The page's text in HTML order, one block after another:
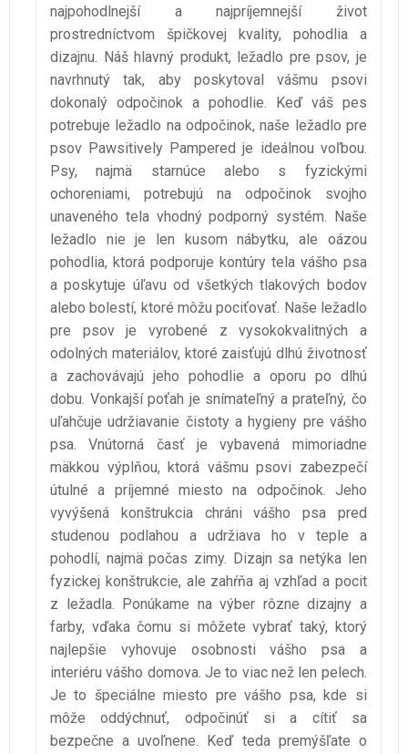
najpohodlnejší a najpríjemnejší život
prostredníctvom špičkovej kvality, pohodlia a
dizajnu. Náš hlavný produkt, ležadlo pre psov, je
navrhnutý tak, aby poskytoval vášmu psovi
dokonalý odpočinok a pohodlie. Keď váš pes
potrebuje ležadlo na odpočinok, naše ležadlo pre
psov Pawsitively Pampered je ideálnou voľbou.
Psy, najmä starnúce alebo s fyzickými
ochoreniami, potrebujú na odpočinok svojho
unaveného tela vhodný podporný systém. Naše
ležadlo nie je len kusom nábytku, ale oázou
pohodlia, ktorá podporuje kontúry tela vášho psa
a poskytuje úľavu od všetkých tlakových bodov
alebo bolestí, ktoré môžu pociťovať. Naše ležadlo
pre psov je vyrobené z vysokokvalitných a
odolných materiálov, ktoré zaisťujú dlhú životnosť
a zachovávajú jeho pohodlie a oporu po dlhú
dobu. Vonkajší poťah je snímateľný a prateľný, čo
uľahčuje udržiavanie čistoty a hygieny pre vášho
psa. Vnútorná časť je vybavená mimoriadne
mäkkou výplňou, ktorá vášmu psovi zabezpečí
útulné a príjemné miesto na odpočinok. Jeho
vyvýšená konštrukcia chráni vášho psa pred
studenou podlahou a udržiava ho v teple a
pohodlí, najmä počas zimy. Dizajn sa netýka len
fyzickej konštrukcie, ale zahŕňa aj vzhľad a pocit
z ležadla. Ponúkame na výber rôzne dizajny a
farby, vďaka čomu si môžete vybrať taký, ktorý
najlepšie vyhovuje osobnosti vášho psa a
interiéru vášho domova. Je to viac než len pelech.
Je to špeciálne miesto pre vášho psa, kde si
môže oddýchnuť, odpočinúť si a cítiť sa
bezpečne a uvoľnene. Keď teda premýšľate o